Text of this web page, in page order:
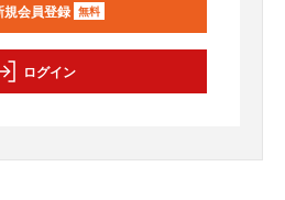
規会員登録 無料
ログイン